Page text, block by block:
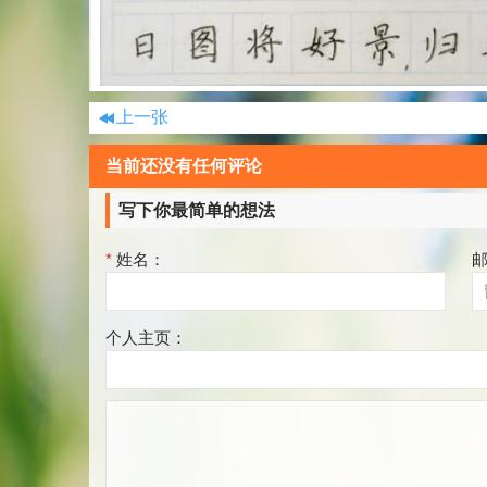
上一张
当前还没有任何评论
写下你最简单的想法
* 姓名：
个人主页：